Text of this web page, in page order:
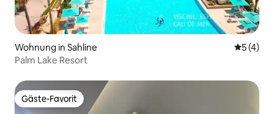
Wohnung in Sahline
5 (4)
Palm Lake Resort
Gäste-Favorit
Gäste-Favorit